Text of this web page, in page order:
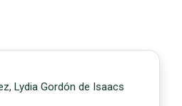
Lydia Gordón de Isaacs